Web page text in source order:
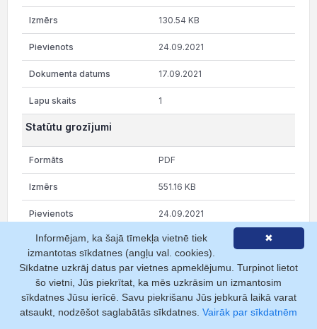
130.54 KB
24.09.2021
17.09.2021
1
Statūtu grozījumi
PDF
551.16 KB
24.09.2021
09.07.2021
1
Rāda 1 no 7 lapām
✖
Informējam, ka šajā tīmekļa vietnē tiek
izmantotas sīkdatnes (angļu val. cookies).
Sīkdatne uzkrāj datus par vietnes apmeklējumu. Turpinot lietot
šo vietni, Jūs piekrītat, ka mēs uzkrāsim un izmantosim
sīkdatnes Jūsu ierīcē. Savu piekrišanu Jūs jebkurā laikā varat
atsaukt, nodzēšot saglabātās sīkdatnes. Vairāk par sīkdatnēm